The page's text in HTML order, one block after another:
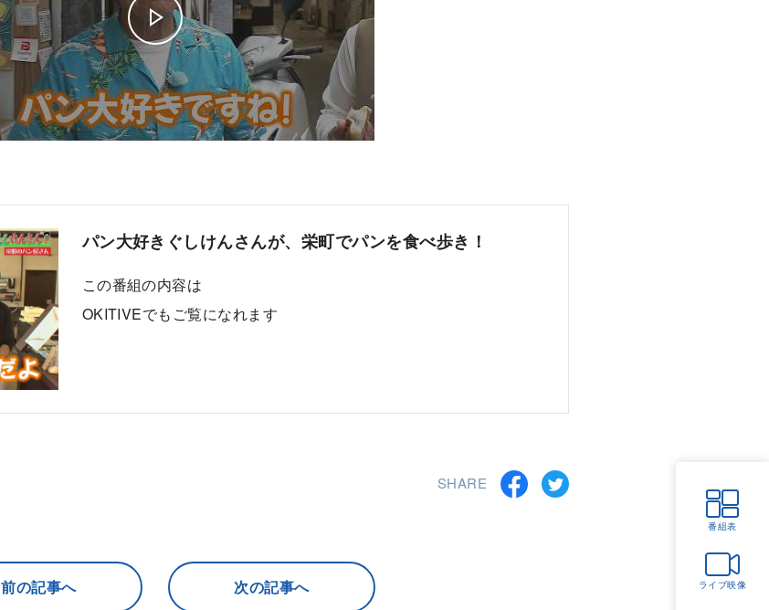
番組表
ライブ映像
パン大好きぐしけんさんが、栄町でパンを食べ歩き！
この番組の内容は
OKITIVEでもご覧になれます
SHARE
前の記事へ 次の記事へ